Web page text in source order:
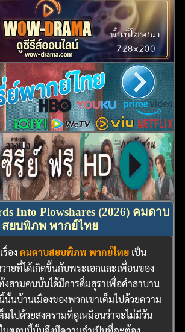
Into Plowshares (2026) คมดาบ
สยบพิภพ พากย์ไทย
รื่องคมดาบสยบพิภพ พากย์ไทย เป็น
วายที่ได้เกิดขึ้นกับพระเอกและเพื่อนของ
งสามคนนั้นได้มีการดื่มสุราเพื่อคำสาบาน
นั้นบ้านเมืองของพวกเขาเต็มไปด้วยความ
มไปด้วยสงครามที่ดูเหมือนว่าจะไม่มีวัน